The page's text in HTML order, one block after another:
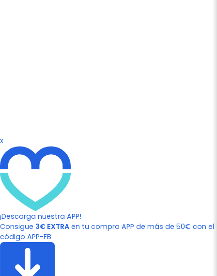
x
¡Descarga nuestra APP!
Consigue 3€ EXTRA en tu compra APP de más de 50€ con el
código APP-FB